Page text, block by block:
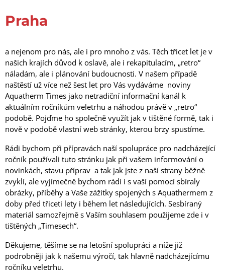
Praha
a nejenom pro nás, ale i pro mnoho z vás. Těch třicet let je v
našich krajích důvod k oslavě, ale i rekapitulacím, „retro“
náladám, ale i plánování budoucnosti. V našem případě
naštěstí už více než šest let pro Vás vydáváme noviny
Aquatherm Times jako netradiční informační kanál k
aktuálním ročníkům veletrhu a náhodou právě v „retro“
podobě. Pojďme ho společně využít jak v tištěné formě, tak i
nově v podobě vlastní web stránky, kterou brzy spustíme.
Rádi bychom při přípravách naší spolupráce pro nadcházející
ročník používali tuto stránku jak při vašem informování o
novinkách, stavu příprav a tak jak jste z naší strany běžně
zvyklí, ale vyjímečně bychom rádi i s vaší pomocí sbíraly
obrázky, příběhy a Vaše zážitky spojených s Aquathermem z
doby před třiceti lety i během let následujících. Sesbíraný
materiál samozřejmě s Vaším souhlasem použijeme zde i v
tištěných „Timesech“.
Děkujeme, těšíme se na letošní spolupráci a níže již
podrobněji jak k našemu výročí, tak hlavně nadcházejícímu
ročníku veletrhu.